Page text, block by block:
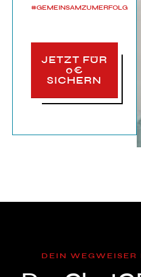
#GEMEINSAMZUMERFOLG
JETZT FÜR
0€
SICHERN
DEIN WEGWEISER